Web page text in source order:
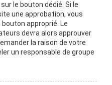
le bouton dédié. Si le
une approbation, vous
approprié. Le
devra alors approuver
la raison de votre
un responsable de groupe